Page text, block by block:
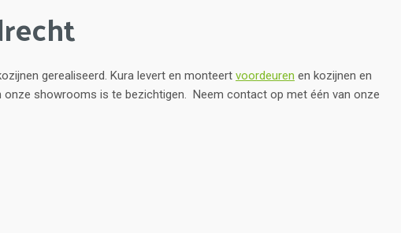
gerealiseerd. Kura levert en monteert voordeuren en kozijnen en
showrooms is te bezichtigen. Neem contact op met één van onze